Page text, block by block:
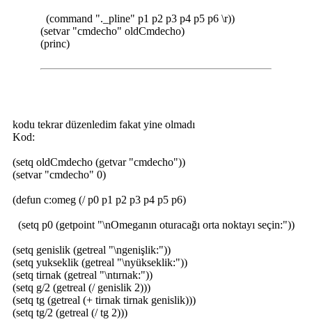
(command "._pline" p1 p2 p3 p4 p5 p6 \r))
(setvar "cmdecho" oldCmdecho)
(princ)
kodu tekrar düzenledim fakat yine olmadı
Kod:
(setq oldCmdecho (getvar "cmdecho"))
(setvar "cmdecho" 0)
(defun c:omeg (/ p0 p1 p2 p3 p4 p5 p6)
(setq p0 (getpoint "\nOmeganın oturacağı orta noktayı seçin:"))
(setq genislik (getreal "\ngenişlik:"))
(setq yukseklik (getreal "\nyükseklik:"))
(setq tirnak (getreal "\ntırnak:"))
(setq g/2 (getreal (/ genislik 2)))
(setq tg (getreal (+ tirnak tirnak genislik)))
(setq tg/2 (getreal (/ tg 2)))